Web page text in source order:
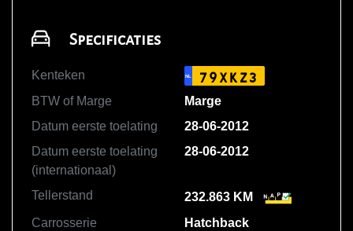
Specificaties
Kenteken NL 79XKZ3
BTW of Marge
Marge
Datum eerste toelating
28-06-2012
Datum eerste toelating
(internationaal)
28-06-2012
Tellerstand
232.863 KM
Carrosserie
Hatchback